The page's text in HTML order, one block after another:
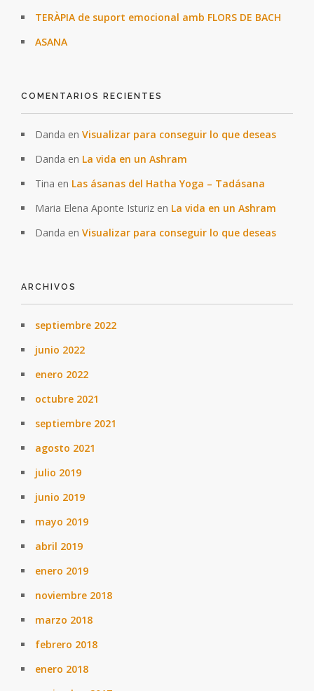
TERÀPIA de suport emocional amb FLORS DE BACH
ASANA
COMENTARIOS RECIENTES
Danda en Visualizar para conseguir lo que deseas
Danda en La vida en un Ashram
Tina en Las ásanas del Hatha Yoga – Tadásana
Maria Elena Aponte Isturiz en La vida en un Ashram
Danda en Visualizar para conseguir lo que deseas
ARCHIVOS
septiembre 2022
junio 2022
enero 2022
octubre 2021
septiembre 2021
agosto 2021
julio 2019
junio 2019
mayo 2019
abril 2019
enero 2019
noviembre 2018
marzo 2018
febrero 2018
enero 2018